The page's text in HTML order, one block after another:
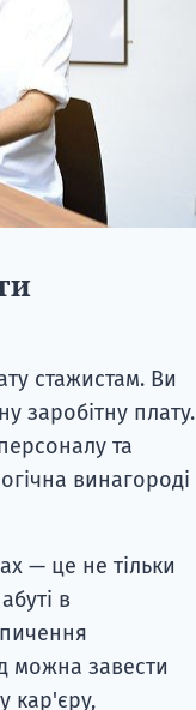
стажистам. Ви
заробітну плату.
та
винагороді
— це не тільки
в
можна завести
кар'єру,